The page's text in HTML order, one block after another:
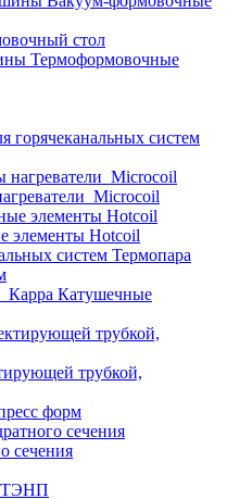
стол
Термоформовочные
горячеканальных систем
элементы Hotcoil
Термопара
Катушечные
трубкой,
форм
сечения
сечения
ТЭНП